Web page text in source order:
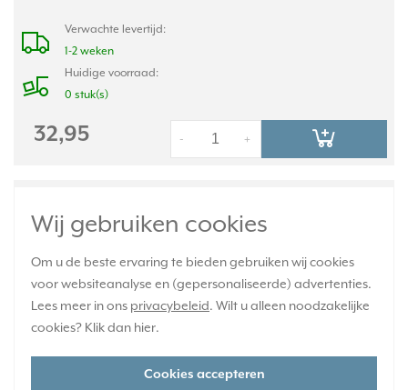
Wij gebruiken cookies
Om u de beste ervaring te bieden gebruiken wij cookies
voor websiteanalyse en (gepersonaliseerde) advertenties.
Lees meer in ons privacybeleid. Wilt u alleen noodzakelijke
cookies? Klik dan hier.
Cookies accepteren
Verwachte levertijd:
1-2 weken
Huidige voorraad:
0 stuk(s)
32,95 +
-
alpine wit glas (LS 1750 D WW)